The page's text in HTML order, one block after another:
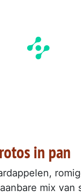
in pan
mix van